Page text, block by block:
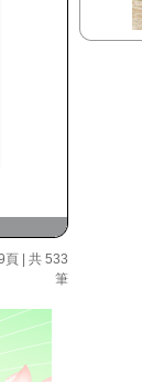
頁 | 共 533
筆